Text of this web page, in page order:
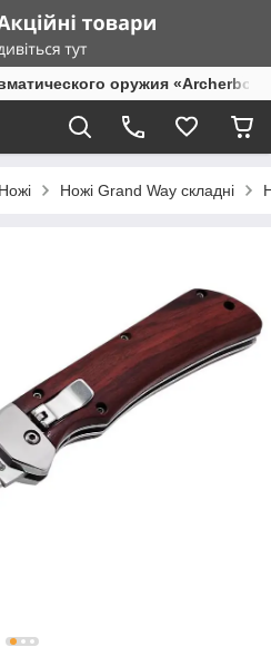
оружия
Ножі Ножі Grand Way складні